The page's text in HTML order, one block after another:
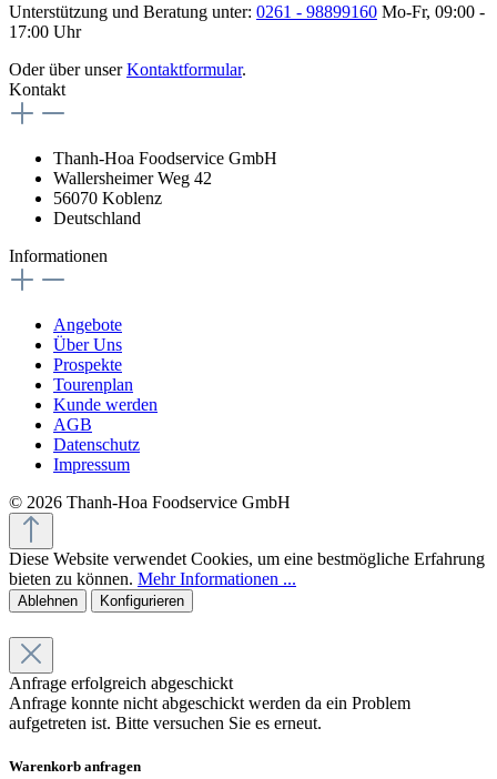
Unterstützung und Beratung unter: 0261 - 98899160 Mo-Fr, 09:00 -
17:00 Uhr
Oder über unserKontaktformular.
Kontakt
Thanh-Hoa Foodservice GmbH
Wallersheimer Weg 42
56070 Koblenz
Deutschland
Informationen
Angebote
Über Uns
Prospekte
Tourenplan
Kunde werden
AGB
Datenschutz
Impressum
© 2026 Thanh-Hoa Foodservice GmbH
Diese Website verwendet Cookies, um eine bestmögliche Erfahrung
bieten zu können. Mehr Informationen ...
Ablehnen Konfigurieren
Anfrage erfolgreich abgeschickt
Anfrage konnte nicht abgeschickt werden da ein Problem
aufgetreten ist. Bitte versuchen Sie es erneut.
Warenkorb anfragen